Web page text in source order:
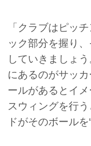
「クラブはピッ
ック部分を握り
していきましょ
にあるのがサッ
ールがあるとイ
スウィングを行
ドがそのボールを